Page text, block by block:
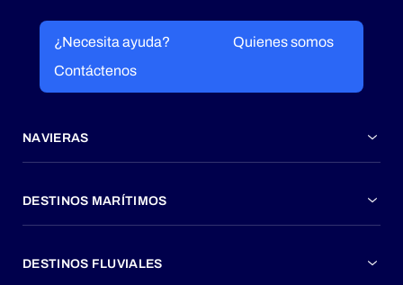
¿Necesita ayuda?
Quienes somos
Contáctenos
NAVIERAS
DESTINOS MARÍTIMOS
DESTINOS FLUVIALES